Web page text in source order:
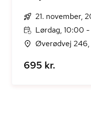
21. november,
Lørdag, 10:00
Øverødvej
695 kr.